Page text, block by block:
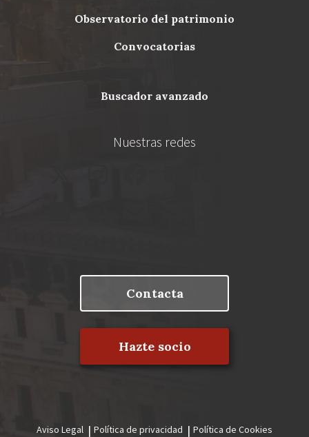
Menu observatorio del patrimonio
convocatorias
buscador avanzado
Nuestras redes
Contacta
Hazte socio
Aviso Legal Política de privacidad Política de Cookies